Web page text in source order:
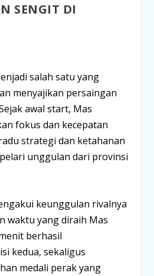
SENGIT DI
salah satu yang
menyajikan persaingan
awalstart, Mas
fokus dan kecepatan
strategi dan ketahanan
unggulan dari provinsi
keunggulan rivalnya
waktu yang diraih Mas
berhasil
kedua, sekaligus
medali perak yang